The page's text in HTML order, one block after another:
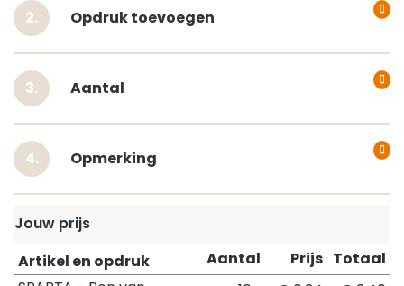
Opdruk toevoegen
Aantal
Opmerking
Jouw prijs
Artikel en opdruk
Aantal Prijs Totaal